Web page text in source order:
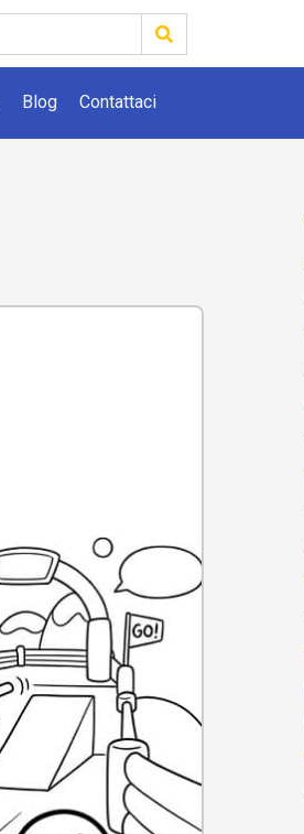
Blog Contattaci